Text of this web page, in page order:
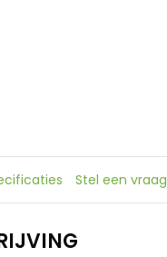
Stel een vraag